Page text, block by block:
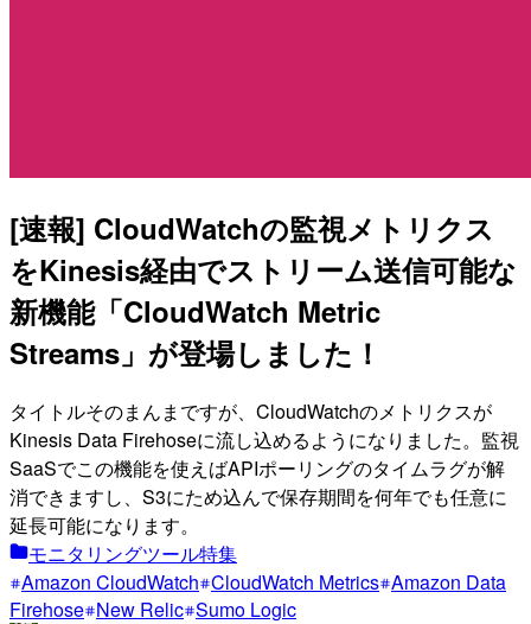
[速報] CloudWatchの監視メトリクス
をKinesis経由でストリーム送信可能な
新機能「CloudWatch Metric
Streams」が登場しました！
タイトルそのまんまですが、CloudWatchのメトリクスが
Kinesis Data Firehoseに流し込めるようになりました。監視
SaaSでこの機能を使えばAPIポーリングのタイムラグが解
消できますし、S3にため込んで保存期間を何年でも任意に
延長可能になります。
モニタリングツール特集
Amazon CloudWatch CloudWatch Metrics Amazon Data
Firehose New Relic Sumo Logic